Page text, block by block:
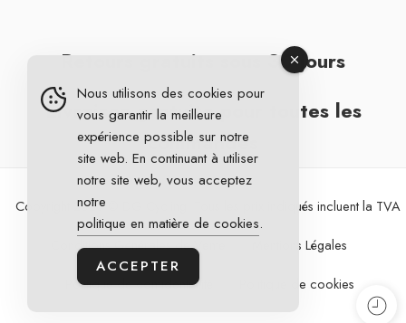
Retours gratuits sous 30 jours
Livraison gratuite pour toutes les
commandes
Copyright 2026 © DG Cycling. Tous les prix indiqués incluent la TVA
Conditions Générales de Vente Mentions Légales
Politique de confidentialité Politique de cookies
Nous utilisons des cookies pour
vous garantir la meilleure
expérience possible sur notre
site web. En continuant à utiliser
notre site web, vous acceptez
notre
politique en matière de cookies.
ACCEPTER